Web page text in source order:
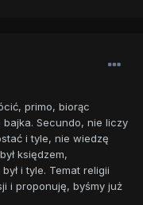
primo, biorąc
Secundo, nie liczy
i tyle, nie wiedzę
księdzem,
i tyle. Temat religii
i proponuję, byśmy już